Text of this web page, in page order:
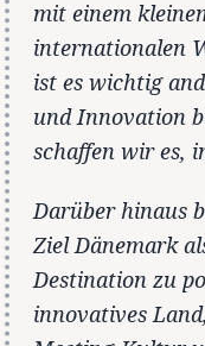
mit einem
internationalen
ist es wichtig
und Innovation
schaffen wir es,
Darüber hinaus
Ziel Dänemark
Destination zu
innovatives